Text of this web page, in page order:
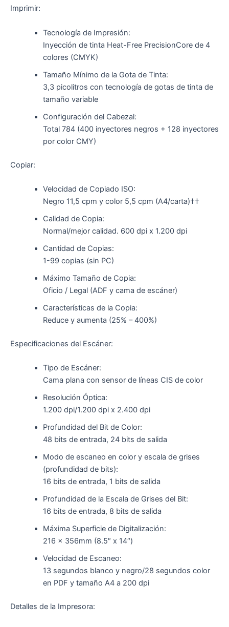
Imprimir:
Tecnología de Impresión:
Inyección de tinta Heat-Free PrecisionCore de 4
colores (CMYK)
Tamaño Mínimo de la Gota de Tinta:
3,3 picolitros con tecnología de gotas de tinta de
tamaño variable
Configuración del Cabezal:
Total 784 (400 inyectores negros + 128 inyectores
por color CMY)
Copiar:
Velocidad de Copiado ISO:
Negro 11,5 cpm y color 5,5 cpm (A4/carta)††
Calidad de Copia:
Normal/mejor calidad. 600 dpi x 1.200 dpi
Cantidad de Copias:
1-99 copias (sin PC)
Máximo Tamaño de Copia:
Oficio / Legal (ADF y cama de escáner)
Características de la Copia:
Reduce y aumenta (25% – 400%)
Especificaciones del Escáner:
Tipo de Escáner:
Cama plana con sensor de líneas CIS de color
Resolución Óptica:
1.200 dpi/1.200 dpi x 2.400 dpi
Profundidad del Bit de Color:
48 bits de entrada, 24 bits de salida
Modo de escaneo en color y escala de grises
(profundidad de bits):
16 bits de entrada, 1 bits de salida
Profundidad de la Escala de Grises del Bit:
16 bits de entrada, 8 bits de salida
Máxima Superficie de Digitalización:
216 x 356mm (8.5″ x 14″)
Velocidad de Escaneo:
13 segundos blanco y negro/28 segundos color
en PDF y tamaño A4 a 200 dpi
Detalles de la Impresora: